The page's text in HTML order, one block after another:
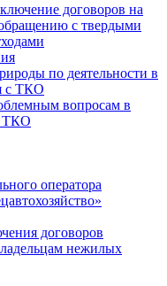
договоров на
с твердыми
по деятельности в
с ТКО
вопросам в
ТКО
оператора
договоров
нежилых